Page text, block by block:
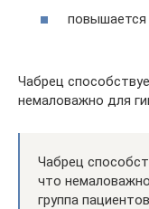
повышается
Чабрец
немаловажно для
Чабрец
что
группа